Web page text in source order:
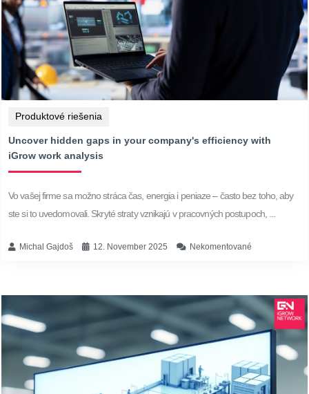
Produktové riešenia
Uncover hidden gaps in your company's efficiency with
iGrow work analysis
Vo vašej firme sa možno stráca čas, energia i peniaze – často bez toho, aby
ste si to uvedomovali. Skryté straty vznikajú v pracovných postupoch, ...
Michal Gajdoš 12. November 2025 Nekomentované